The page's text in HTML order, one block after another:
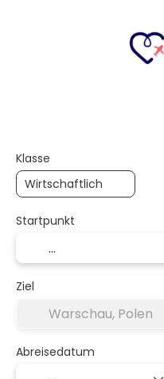
Klasse
Startpunkt
Ziel
Abreisedatum